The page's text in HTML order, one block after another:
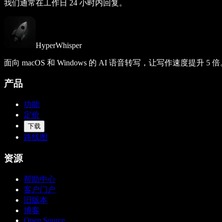
我们通常在工作日 24 小时内回复。
HyperWhisper
面向 macOS 和 Windows 的 AI 语音转写，让写作速度提升 5 倍
产品
功能
定价
下载
路线图
资源
帮助中心
客户门户
旧版本
博客
Open Source